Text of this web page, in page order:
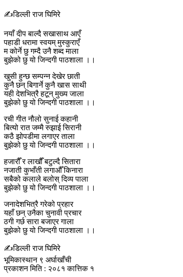
✍️डिल्ली राज घिमिरे
नयाँ दीप बाल्दै सखासाथ आएँ
पहाडी धरामा स्वयम् मुस्कुराएँ
म कोर्ने छु गम्दै उनै शब्द माला
बुझेको छु यो जिन्दगी पाठशाला ।।
खुसी हुन्छ सम्पन्न देखेर छाती
कुनै छन् बिगार्ने कुनै खास साथी
यही देशभित्रै हटून् मुख्य जाला
बुझेको छु यो जिन्दगी पाठशाला ।।
रची गीत नौलो सुनाई कहानी
बित्यो रात जम्मै रुझाई सिरानी
कठै झोपडीमा लगाएर ताला
बुझेको छु यो जिन्दगी पाठशाला ।।
हजारौँ र लाखौँ बटुल्दै सितारा
नजाती कुभाँती लगाऔँ किनारा
सबैको कलाले बलोस् दिव्य पाला
बुझेको छु यो जिन्दगी पाठशाला ।।
जनादेशभित्रै गरेको प्रहार
यहाँ छन् उनैका चुनावी प्रचार
ठगी गर्छ सारा बजाएर गाला
बुझेको छु यो जिन्दगी पाठशाला ।।
✍️डिल्ली राज घिमिरे
भूमिकास्थान ९ अर्घाखाँची
प्रकाशन मिति : २०८१ कात्तिक १